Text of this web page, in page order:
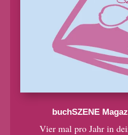
buchSZENE
Vier mal pro Jahr in